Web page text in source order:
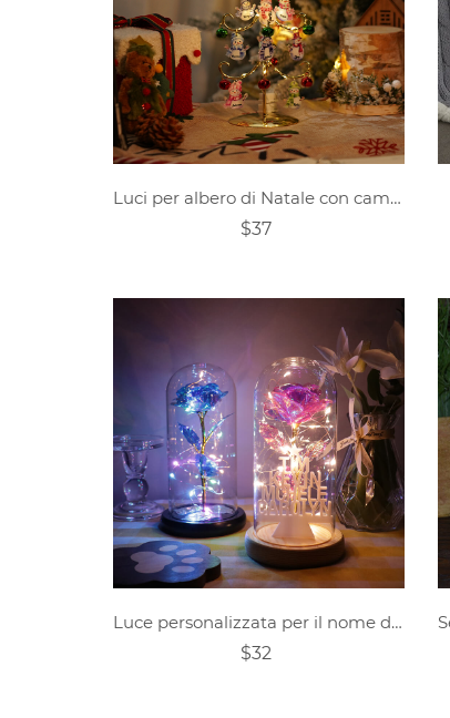
Luci per albero di Natale con campanelli per la famiglia con pupazzo di neve personalizzato
$37
Luce personalizzata per il nome dell'albero di Natale con fiore stabilizzato
$32